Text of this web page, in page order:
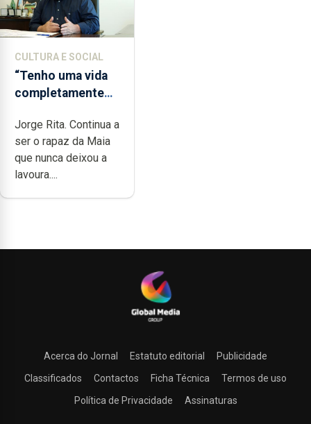
CULTURA E SOCIAL
“Tenho uma vida
completamente
dedicação, gosto
e muita paixão”
Jorge Rita. Continua a
ser o rapaz da Maia
que nunca deixou a
lavoura....
Acerca do Jornal Estatuto editorial
Publicidade
Classificados
Contactos Ficha Técnica
Termos de uso
Política de Privacidade
Assinaturas